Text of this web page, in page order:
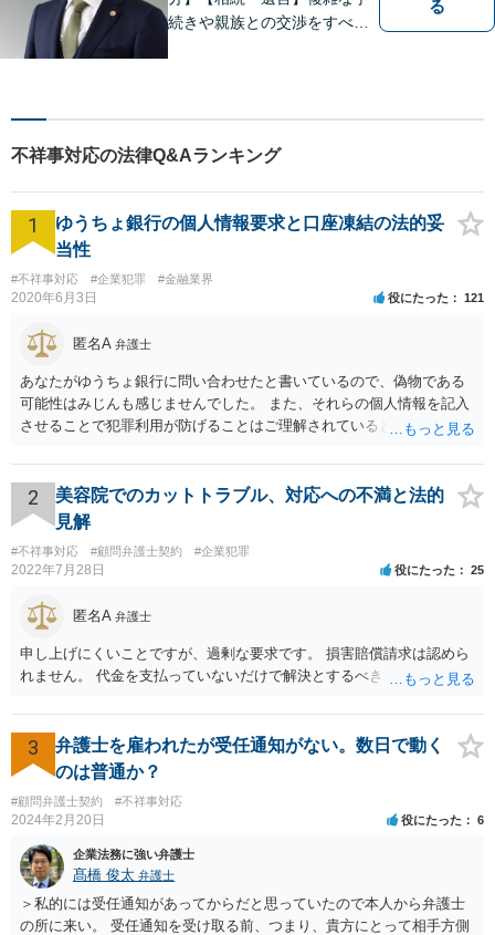
続きや親族との交渉をすべて
務】ビジネスの経験を活かし
現実的なサポートを提供【夜
間休日対応可】
る
不祥事対応の法律Q&Aランキング
1
ゆうちょ銀行の個人情報要求と口座凍結の法的妥
当性
#不祥事対応 #企業犯罪 #金融業界
2020年6月3日 役にたった 121
匿名A 弁護士
あなたがゆうちょ銀行に問い合わせたと書いているので、偽物である
可能性はみじんも感じませんでした。 また、それらの個人情報を記入
させることで犯罪利用が防げることはご理解されているとおりです。
士に同意を求めているだけです。 最初の回答では分かりづらかったの
かもしれませんが、質問にわかりやすく答えると「法的に許される」
が答えになります。 補足でアドバイスしておきますと、今私に反論し
てきたその内容をゆうちょ銀行にぶつければいいとおもいます。 もっ
とも、ぶつけられたゆうちょ銀行があなたと契約するかは法律上ゆう
ちょ銀行の自由です。
2
美容院でのカットトラブル、対応への不満と法的
見解
#不祥事対応 #顧問弁護士契約 #企業犯罪
2022年7月28日 役にたった 25
匿名A 弁護士
申し上げにくいことですが、過剰な要求です。 損害賠償請求は認めら
れません。 代金を支払っていないだけで解決とするべきでしょう。
3
弁護士を雇われたが受任通知がない。数日で動く
のは普通か？
#顧問弁護士契約 #不祥事対応
2024年2月20日 役にたった 6
企業法務に強い弁護士
髙橋 俊太 弁護士
＞私的には受任通知があってからだと思っていたので本人から弁護士
の所に来い。 受任通知を受け取る前、つまり、貴方にとって相手方側